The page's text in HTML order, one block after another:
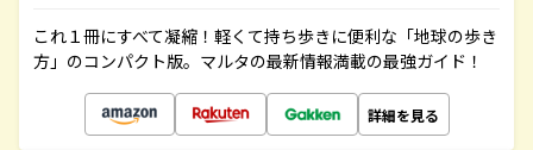
これ１冊にすべて凝縮！軽くて持ち歩きに便利な「地球の歩き
方」のコンパクト版。マルタの最新情報満載の最強ガイド！
詳細を見る